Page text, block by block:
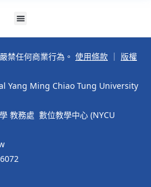
禁任何商業行為。 使用條款 ｜ 版權
Yang Ming Chiao Tung University
教務處 數位教學中心 (NYCU